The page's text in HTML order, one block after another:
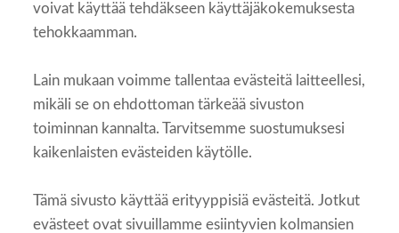
voivat käyttää tehdäkseen käyttäjäkokemuksesta
tehokkaamman.
Lain mukaan voimme tallentaa evästeitä laitteellesi,
mikäli se on ehdottoman tärkeää sivuston
toiminnan kannalta. Tarvitsemme suostumuksesi
kaikenlaisten evästeiden käytölle.
Tämä sivusto käyttää erityyppisiä evästeitä. Jotkut
evästeet ovat sivuillamme esiintyvien kolmansien